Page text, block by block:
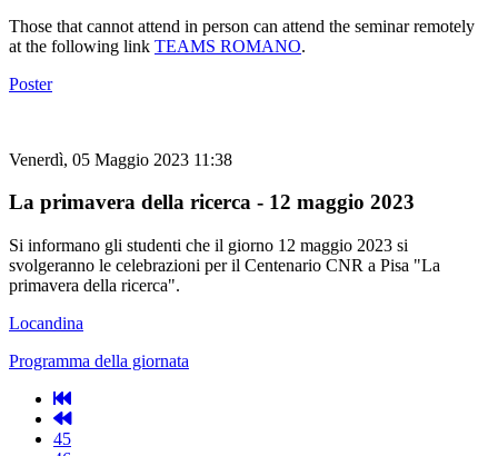
Those that cannot attend in person can attend the seminar remotely
at the following link TEAMS ROMANO.
Poster
Venerdì, 05 Maggio 2023 11:38
La primavera della ricerca - 12 maggio 2023
Si informano gli studenti che il giorno 12 maggio 2023 si
svolgeranno le celebrazioni per il Centenario CNR a Pisa "La
primavera della ricerca".
Locandina
Programma della giornata
45